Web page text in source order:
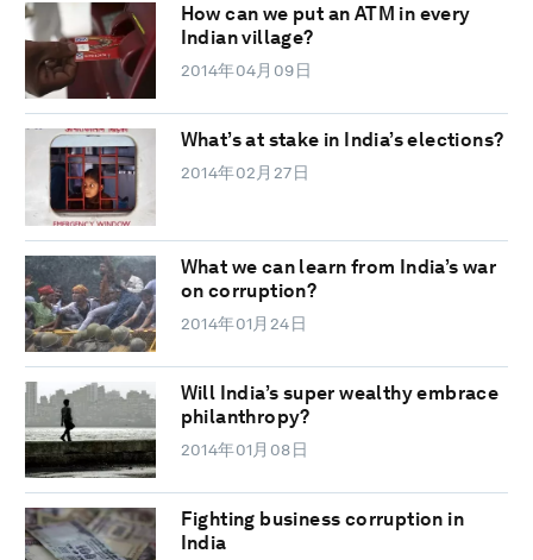
How can we put an ATM in every
Indian village?
2014年04月09日
What’s at stake in India’s elections?
2014年02月27日
What we can learn from India’s war
on corruption?
2014年01月24日
Will India’s super wealthy embrace
philanthropy?
2014年01月08日
Fighting business corruption in
India